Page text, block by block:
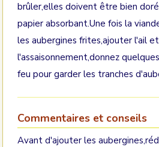
brûler,elles doivent être bien
papier absorbant.Une fois la
les aubergines frites,ajouter l'ail
l'assaisonnement,donnez
feu pour garder les tranches
Commentaires et conseils
Avant d'ajouter les